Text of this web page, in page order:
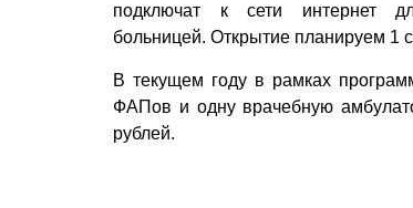
подключат к сети интернет
больницей. Открытие планируем 1
В текущем году в рамках
ФАПов и одну врачебную
рублей.